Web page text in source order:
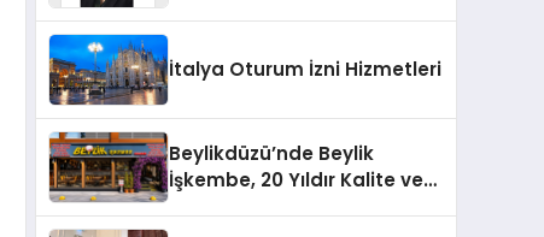
İtalya Oturum İzni Hizmetleri
Beylikdüzü’nde Beylik
İşkembe, 20 Yıldır Kalite ve